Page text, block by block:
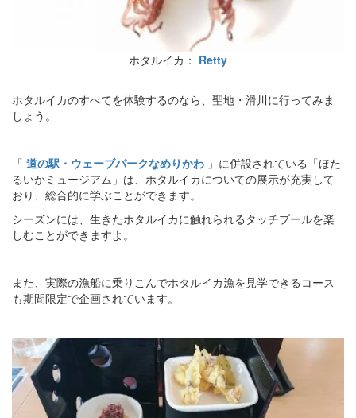
ホタルイカ： Retty
ホタルイカのすべてを体験するのなら、聖地・滑川に行ってみま
しょう。
「 道の駅・ウェーブパークなめりかわ 」に併設されている「ほた
るいかミュージアム」は、ホタルイカについての展示が充実して
おり、総合的に学ぶことができます。
シーズンには、生きたホタルイカに触れられるタッチプールを楽
しむことができますよ。
また、実際の漁船に乗りこんでホタルイカ漁を見学できるコース
も期間限定で企画されています。